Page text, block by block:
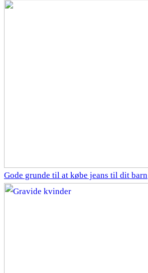
Gode grunde til at købe jeans til dit barn